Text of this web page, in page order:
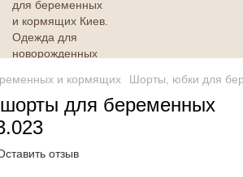
и кормящих Шорты, юбки для
для беременных
отзыв